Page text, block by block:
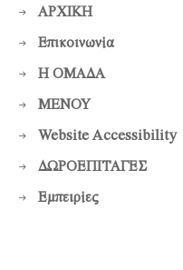
ΑΡΧΙΚΗ
Επικοινωνία
Η ΟΜΑΔΑ
MENOY
Website Accessibility
ΔΩΡΟΕΠΙΤΑΓΕΣ
Εμπειρίες